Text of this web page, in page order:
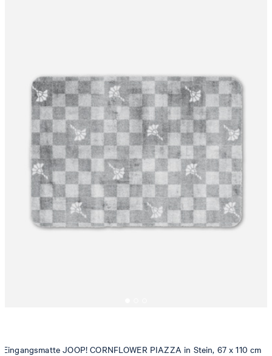
Eingangsmatte JOOP! CORNFLOWER PIAZZA in Stein, 67 x 110 cm